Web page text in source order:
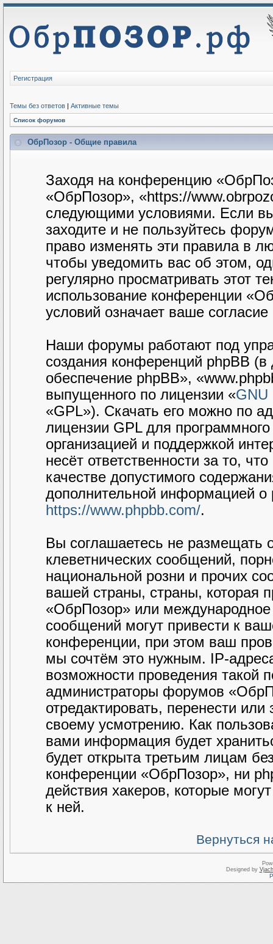
Регистрация
Темы без ответов | Активные темы
Список форумов
ОбрПозор - Общие правила
Заходя на конференцию
«ОбрПозор», «https://
следующими условиями. Если
заходите и не пользуйтесь
право изменять эти правила в
чтобы уведомить вас об этом,
регулярно просматривать этот
использование конференции
условий означает ваше
Наши форумы работают под
создания конференций phpBB
обеспечение phpBB»,
выпущенного по лицензии «GNU
«GPL»). Скачать его можно по
лицензии GPL для
организацией и поддержкой
несёт ответственности за то,
качестве допустимого
дополнительной информацией
https://www.phpbb.com/.
Вы соглашаетесь не размещать
клеветнических сообщений,
национальной розни и прочих
вашей страны, страны, которая
«ОбрПозор» или
сообщений могут привести к
конференции, при этом ваш
мы сочтём это нужным. IP-
возможности проведения такой
администраторы форумов
отредактировать, перенести
своему усмотрению. Как
вами информация будет
будет открыта третьим лицам
конференции «ОбрПозор», ни
действия хакеров, которые
к ней.
Вернуться
Designed by